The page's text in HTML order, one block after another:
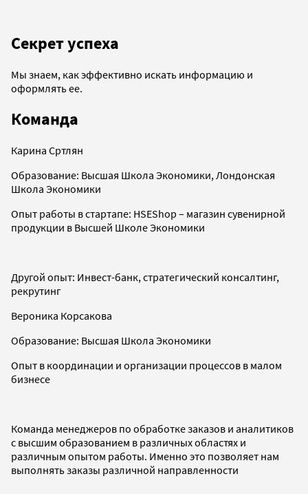
Секрет успеха
Мы знаем, как эффективно искать информацию и
оформлять ее.
Команда
Карина Сртлян
Образование: Высшая Школа Экономики, Лондонская
Школа Экономики
Опыт работы в стартапе: HSEShop – магазин сувенирной
продукции в Высшей Школе Экономики
Другой опыт: Инвест-банк, стратегический консалтинг,
рекрутинг
Вероника Корсакова
Образование: Высшая Школа Экономики
Опыт в координации и организации процессов в малом
бизнесе
Команда менеджеров по обработке заказов и аналитиков
с высшим образованием в различных областях и
различным опытом работы. Именно это позволяет нам
выполнять заказы различной направленности